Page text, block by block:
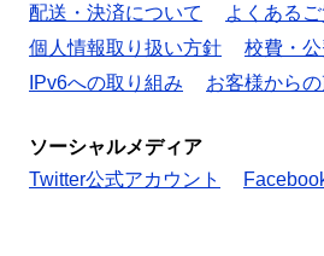
配送・決済について
よくある
個人情報取り扱い方針
校費・
IPv6への取り組み
お客様から
ソーシャルメディア
Twitter公式アカウント